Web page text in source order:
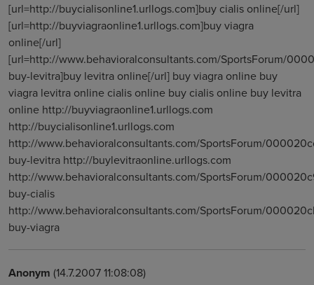
[url=http://buycialisonline1.urllogs.com]buy cialis online[/url]
[url=http://buyviagraonline1.urllogs.com]buy viagra
online[/url]
[url=http://www.behavioralconsultants.com/SportsForum/
buy-levitra]buy levitra online[/url] buy viagra online buy
viagra levitra online cialis online buy cialis online buy levitra
online http://buyviagraonline1.urllogs.com
http://buycialisonline1.urllogs.com
http://www.behavioralconsultants.com/SportsForum/
buy-levitra http://buylevitraonline.urllogs.com
http://www.behavioralconsultants.com/SportsForum/
buy-cialis
http://www.behavioralconsultants.com/SportsForum/
buy-viagra
Anonym (14.7.2007 11:08:08)